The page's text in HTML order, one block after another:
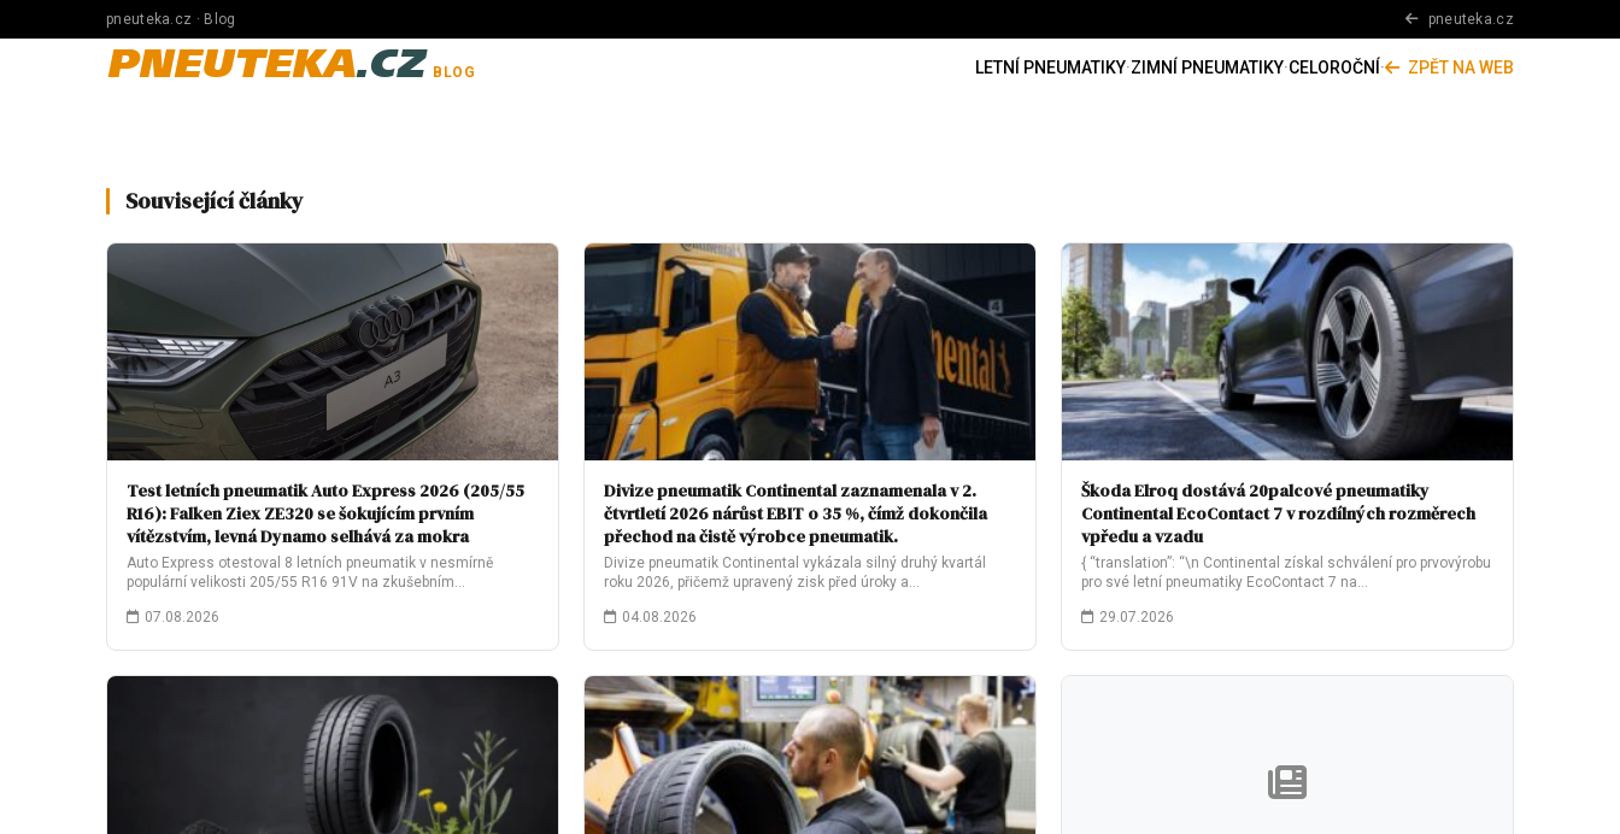
pneuteka.cz · Blog pneuteka.cz
PNEUTEKA.CZ BLOG LETNÍ PNEUMATIKY·ZIMNÍ PNEUMATIKY·CELOROČNÍ · ZPĚT NA WEB
Související články
Test letních pneumatik Auto Express 2026 (205/55
R16): Falken Ziex ZE320 se šokujícím prvním
vítězstvím, levná Dynamo selhává za mokra
Auto Express otestoval 8 letních pneumatik v nesmírně
populární velikosti 205/55 R16 91V na zkušebním…
07.08.2026
Divize pneumatik Continental zaznamenala v 2.
čtvrtletí 2026 nárůst EBIT o 35 %, čímž dokončila
přechod na čistě výrobce pneumatik.
Divize pneumatik Continental vykázala silný druhý kvartál
roku 2026, přičemž upravený zisk před úroky a…
04.08.2026
Škoda Elroq dostává 20palcové pneumatiky
Continental EcoContact 7 v rozdílných rozměrech
vpředu a vzadu
{ “translation”: “\n Continental získal schválení pro prvovýrobu
pro své letní pneumatiky EcoContact 7 na…
29.07.2026